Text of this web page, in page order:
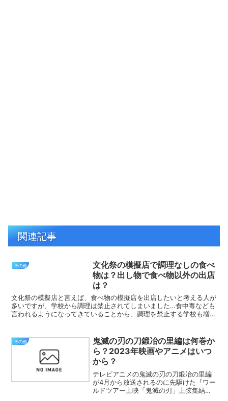
関連記事
その他
文化祭の模擬店で調理なしの食べ
物は？出し物で食べ物以外の出店
は？
文化祭の模擬店と言えば、食べ物の模擬店を出店したいと考える人が
多いですが、学校から調理は禁止されてしまいました…食中毒なども
言われるようになってきていることから、調理を禁止する学校も増え
その他
鬼滅の刃の刀鍛冶の里編は何巻か
ら？2023年映画やアニメはいつ
から？
テレビアニメの鬼滅の刃の刀鍛冶の里編
が4月から放送されるのに先駆けた『ワー
ルドツアー上映「鬼滅の刃」上弦集結、